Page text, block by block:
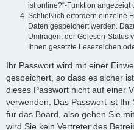
ist online?“-Funktion
Schließlich erfordern einzelne
Daten gespeichert werden.
Umfragen, der Gelesen-Status
Ihnen gesetzte Lesezeichen
Ihr Passwort wird mit einer
gespeichert, so dass es sicher
dieses Passwort nicht auf einer
verwenden. Das Passwort ist
für das Board, also gehen Sie
wird Sie kein Vertreter des